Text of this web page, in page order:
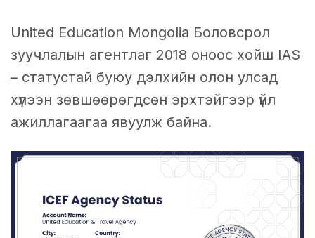
United Education Mongolia Боловсрол
зуучлалын агентлаг 2018 оноос хойш IAS
– статустай буюу дэлхийн олон улсад
хүлээн зөвшөөрөгдсөн эрхтэйгээр үйл
ажиллагаагаа явуулж байна.